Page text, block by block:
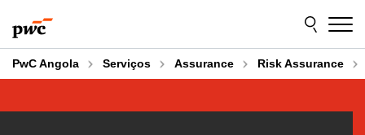
to
content
to
footer
PwC Angola Serviços Assurance Risk Assurance